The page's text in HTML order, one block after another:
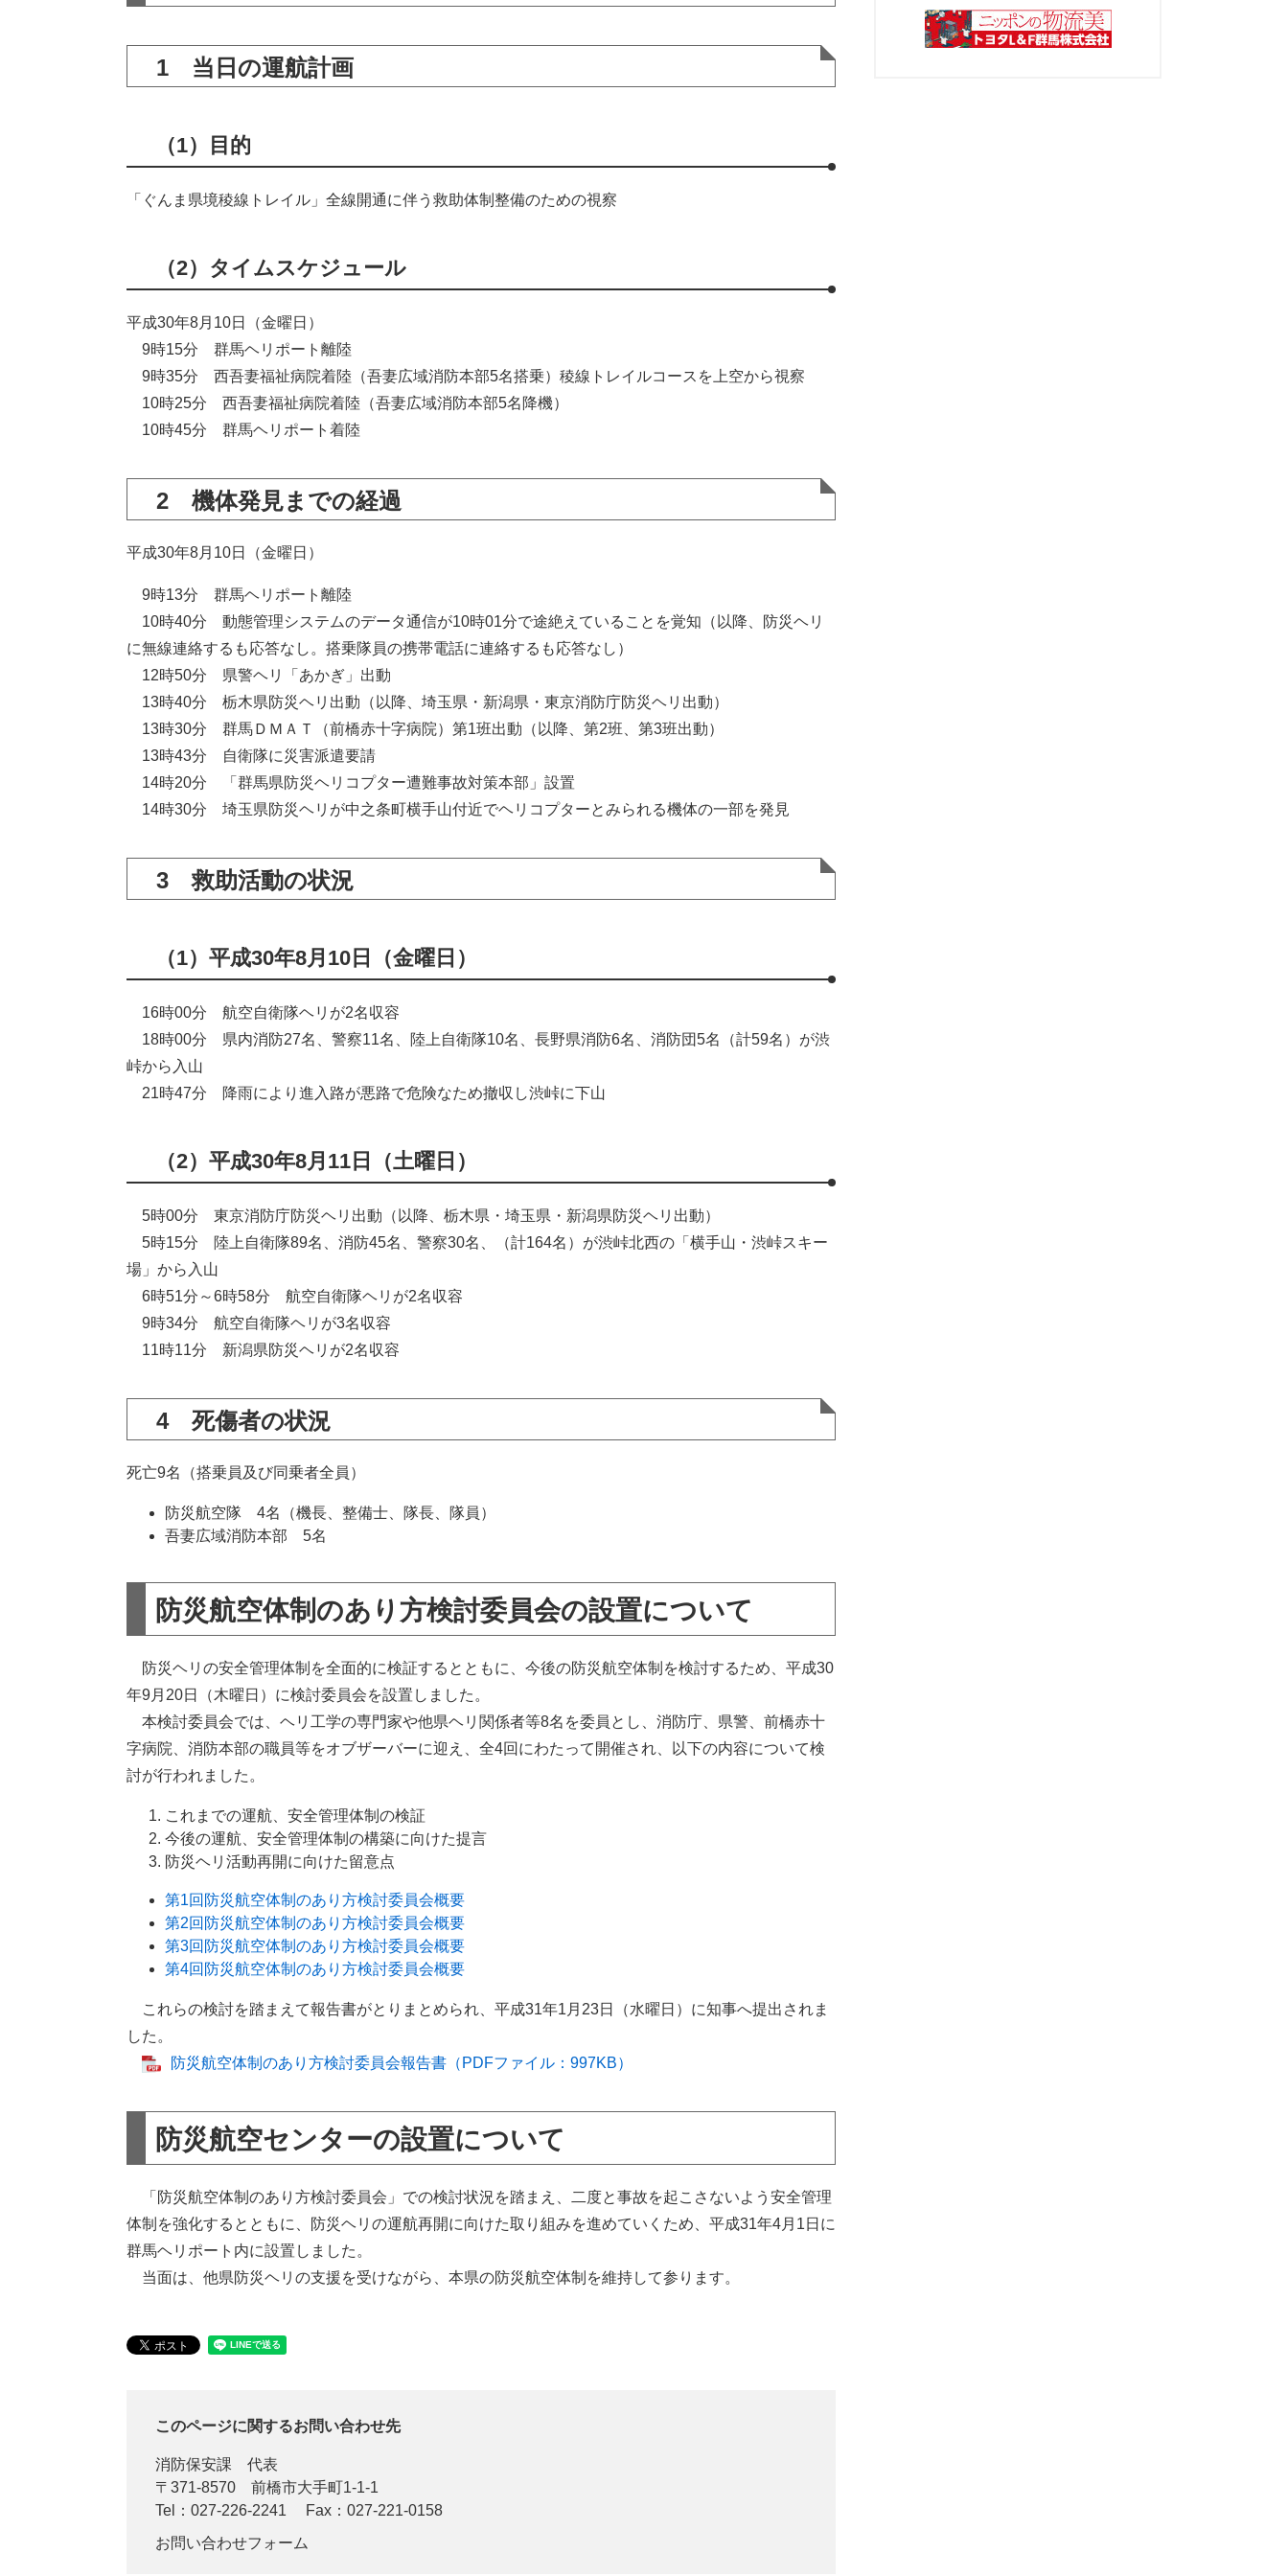
1 当日の運航計画
（1）目的
「ぐんま県境稜線トレイル」全線開通に伴う救助体制整備のための視察
（2）タイムスケジュール
平成30年8月10日（金曜日）
9時15分 群馬ヘリポート離陸
9時35分 西吾妻福祉病院着陸（吾妻広域消防本部5名搭乗）稜線トレイルコースを上空から視察
10時25分 西吾妻福祉病院着陸（吾妻広域消防本部5名降機）
10時45分 群馬ヘリポート着陸
2 機体発見までの経過
平成30年8月10日（金曜日）
9時13分 群馬ヘリポート離陸
10時40分 動態管理システムのデータ通信が10時01分で途絶えていることを覚知（以降、防災ヘリ
に無線連絡するも応答なし。搭乗隊員の携帯電話に連絡するも応答なし）
12時50分 県警ヘリ「あかぎ」出動
13時40分 栃木県防災ヘリ出動（以降、埼玉県・新潟県・東京消防庁防災ヘリ出動）
13時30分 群馬ＤＭＡＴ（前橋赤十字病院）第1班出動（以降、第2班、第3班出動）
13時43分 自衛隊に災害派遣要請
14時20分 「群馬県防災ヘリコプター遭難事故対策本部」設置
14時30分 埼玉県防災ヘリが中之条町横手山付近でヘリコプターとみられる機体の一部を発見
3 救助活動の状況
（1）平成30年8月10日（金曜日）
16時00分 航空自衛隊ヘリが2名収容
18時00分 県内消防27名、警察11名、陸上自衛隊10名、長野県消防6名、消防団5名（計59名）が渋
峠から入山
21時47分 降雨により進入路が悪路で危険なため撤収し渋峠に下山
（2）平成30年8月11日（土曜日）
5時00分 東京消防庁防災ヘリ出動（以降、栃木県・埼玉県・新潟県防災ヘリ出動）
5時15分 陸上自衛隊89名、消防45名、警察30名、（計164名）が渋峠北西の「横手山・渋峠スキー
場」から入山
6時51分～6時58分 航空自衛隊ヘリが2名収容
9時34分 航空自衛隊ヘリが3名収容
11時11分 新潟県防災ヘリが2名収容
4 死傷者の状況
死亡9名（搭乗員及び同乗者全員）
防災航空隊 4名（機長、整備士、隊長、隊員）
吾妻広域消防本部 5名
防災航空体制のあり方検討委員会の設置について
防災ヘリの安全管理体制を全面的に検証するとともに、今後の防災航空体制を検討するため、平成30
年9月20日（木曜日）に検討委員会を設置しました。
本検討委員会では、ヘリ工学の専門家や他県ヘリ関係者等8名を委員とし、消防庁、県警、前橋赤十
字病院、消防本部の職員等をオブザーバーに迎え、全4回にわたって開催され、以下の内容について検
討が行われました。
これまでの運航、安全管理体制の検証
今後の運航、安全管理体制の構築に向けた提言
防災ヘリ活動再開に向けた留意点
第1回防災航空体制のあり方検討委員会概要
第2回防災航空体制のあり方検討委員会概要
第3回防災航空体制のあり方検討委員会概要
第4回防災航空体制のあり方検討委員会概要
これらの検討を踏まえて報告書がとりまとめられ、平成31年1月23日（水曜日）に知事へ提出されま
した。
防災航空体制のあり方検討委員会報告書（PDFファイル：997KB）
防災航空センターの設置について
「防災航空体制のあり方検討委員会」での検討状況を踏まえ、二度と事故を起こさないよう安全管理
体制を強化するとともに、防災ヘリの運航再開に向けた取り組みを進めていくため、平成31年4月1日に
群馬ヘリポート内に設置しました。
当面は、他県防災ヘリの支援を受けながら、本県の防災航空体制を維持して参ります。
このページに関するお問い合わせ先
消防保安課
代表
〒371-8570
前橋市大手町1-1-1
Tel：027-226-2241
Fax：027-221-0158
お問い合わせフォーム